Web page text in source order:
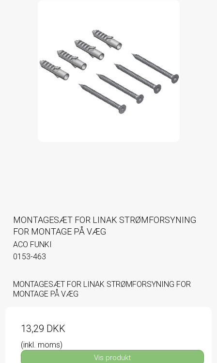
MONTAGESÆT FOR LINAK STRØMFORSYNING
FOR MONTAGE PÅ VÆG
ACO FUNKI
0153-463
MONTAGESÆT FOR LINAK STRØMFORSYNING FOR
MONTAGE PÅ VÆG
13,29 DKK
(inkl. moms)
Vis produkt